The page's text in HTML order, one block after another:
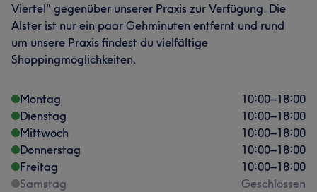
Viertel" gegenüber unserer Praxis zur Verfügung. Die
Alster ist nur ein paar Gehminuten entfernt und rund
um unsere Praxis findest du vielfältige
Shoppingmöglichkeiten.
Montag 10:00–18:00
Dienstag
10:00–18:00
Mittwoch
10:00–18:00
Donnerstag
10:00–18:00
Freitag
10:00–18:00
Samstag
Geschlossen